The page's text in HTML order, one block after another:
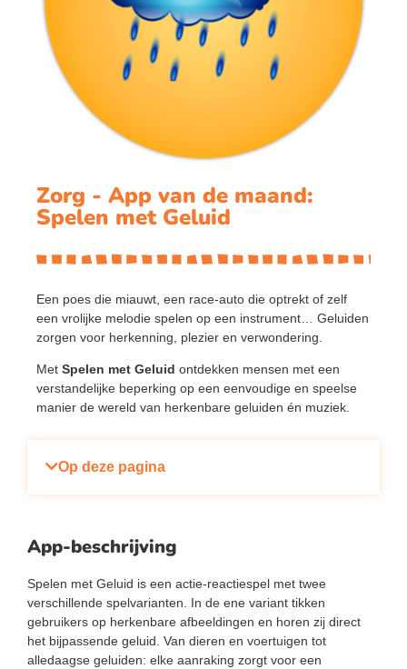
Zorg - App van de maand:
Spelen met Geluid
Een poes die miauwt, een race-auto die optrekt of zelf
een vrolijke melodie spelen op een instrument… Geluiden
zorgen voor herkenning, plezier en verwondering.
Met Spelen met Geluid ontdekken mensen met een
verstandelijke beperking op een eenvoudige en speelse
manier de wereld van herkenbare geluiden én muziek.
Op deze pagina
App-beschrijving
Spelen met Geluid is een actie-reactiespel met twee
verschillende spelvarianten. In de ene variant tikken
gebruikers op herkenbare afbeeldingen en horen zij direct
het bijpassende geluid. Van dieren en voertuigen tot
alledaagse geluiden: elke aanraking zorgt voor een